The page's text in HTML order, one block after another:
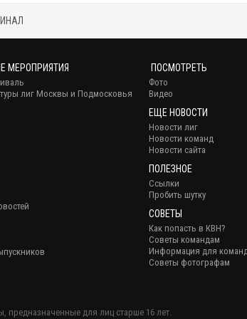
МЕРОПРИЯТИЯ
лиг Москвы и Подмосковья
ПОСМОТРЕТЬ
Фото
Видео
ЕЩЕ НОВОСТИ
Новости лиг
Новости команд
Новости сайта
ПОЛЕЗНОЕ
Ссылки
Пробить шутку
СОВЕТЫ
Как попасть в КВН?
Советы командам
Информация для
Советы фотографам
предназначенные для лиц старше 16 лет.